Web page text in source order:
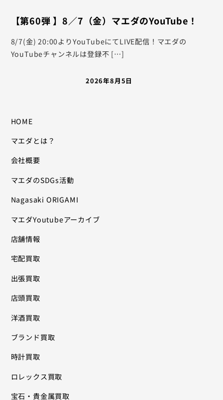
【第60弾 】8／7（金）マエダのYouTube！
8/7(金) 20:00よりYouTubeにてLIVE配信！マエダの
YouTubeチャンネルは登録不 […]
2026年8月5日
HOME
マエダとは？
会社概要
マエダのSDGs活動
Nagasaki ORIGAMI
マエダYoutubeアーカイブ
店舗情報
宅配買取
出張買取
店頭買取
洋酒買取
ブランド買取
時計買取
ロレックス買取
宝石・貴金属買取